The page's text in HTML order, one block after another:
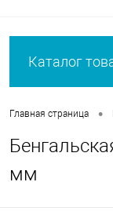
Каталог
Главная страница •
мм